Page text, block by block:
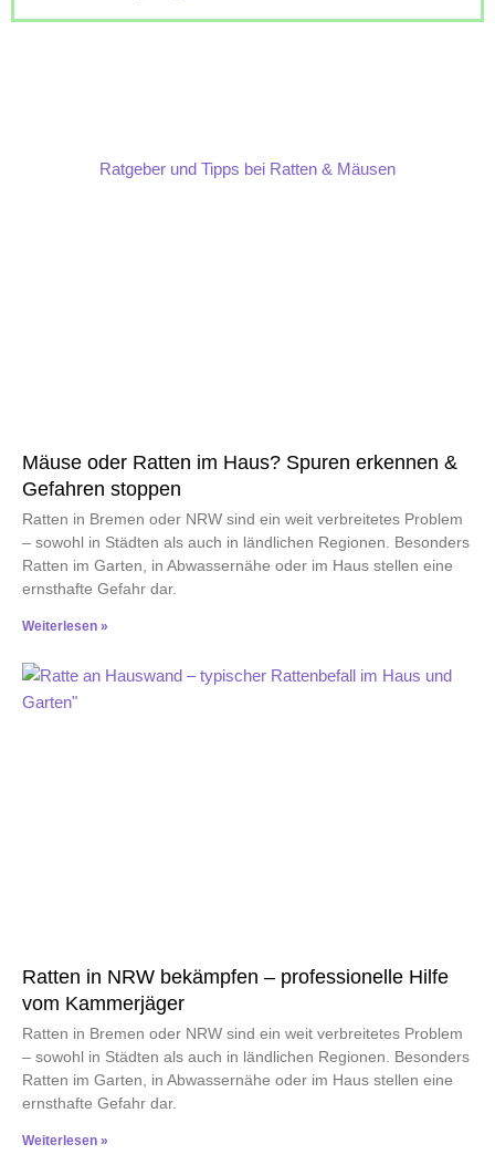
Ratgeber und Tipps bei Ratten & Mäusen
Mäuse oder Ratten im Haus? Spuren erkennen &
Gefahren stoppen
Ratten in Bremen oder NRW sind ein weit verbreitetes Problem
– sowohl in Städten als auch in ländlichen Regionen. Besonders
Ratten im Garten, in Abwassernähe oder im Haus stellen eine
ernsthafte Gefahr dar.
Weiterlesen »
Ratten in NRW bekämpfen – professionelle Hilfe
vom Kammerjäger
Ratten in Bremen oder NRW sind ein weit verbreitetes Problem
– sowohl in Städten als auch in ländlichen Regionen. Besonders
Ratten im Garten, in Abwassernähe oder im Haus stellen eine
ernsthafte Gefahr dar.
Weiterlesen »